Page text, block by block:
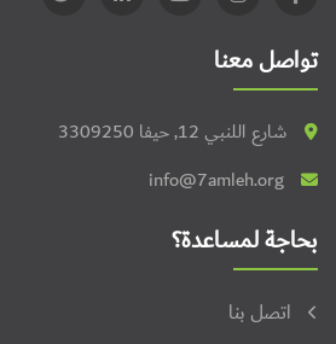
تواصل معنا
شارع اللنبي 12, حيفا 3309250
info@7amleh.org
بحاجة لمساعدة؟
اتصل بنا